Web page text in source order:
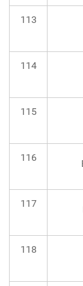
113
114
115
116
117
118